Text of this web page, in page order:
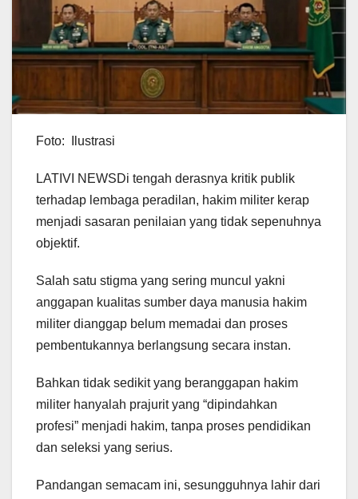
Foto: Ilustrasi
LATIVI NEWSDi tengah derasnya kritik publik
terhadap lembaga peradilan, hakim militer kerap
menjadi sasaran penilaian yang tidak sepenuhnya
objektif.
Salah satu stigma yang sering muncul yakni
anggapan kualitas sumber daya manusia hakim
militer dianggap belum memadai dan proses
pembentukannya berlangsung secara instan.
Bahkan tidak sedikit yang beranggapan hakim
militer hanyalah prajurit yang “dipindahkan
profesi” menjadi hakim, tanpa proses pendidikan
dan seleksi yang serius.
Pandangan semacam ini, sesungguhnya lahir dari